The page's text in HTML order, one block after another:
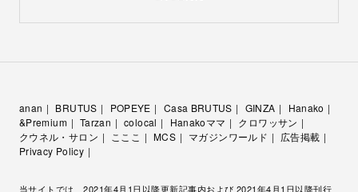
anan BRUTUS POPEYE Casa BRUTUS GINZA
Hanako
&Premium
Tarzan colocal Hanakoママ
クロワッサン
クウネル・サロン
こここ MCS マガジンワールド
広告掲載
Privacy Policy
当サイトでは、2021年4月1日以降更新記事内および 2021年4月1日以降刊行